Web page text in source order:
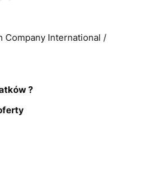
Company International /
?